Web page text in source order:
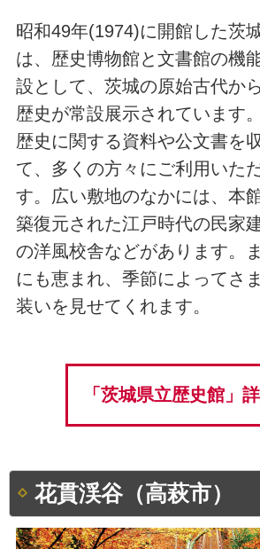
昭和49年(1974)に開館した茨
は、歴史博物館と文書館の機
設として、茨城の原始古代か
歴史が常設展示されています
歴史に関する資料や公文書を
て、多くの方々にご利用いた
す。広い敷地のなかには、本
築復元された江戸時代の民家
の洋風校舎などがあります。
にも恵まれ、季節によってさ
装いを見せてくれます。
「茨城県立歴史館」
花貫渓谷（高萩市）